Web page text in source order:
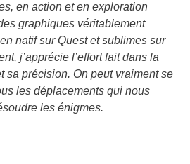
en action et en exploration
graphiques véritablement
natif sur Quest et sublimes sur
j’apprécie l’effort fait dans la
sa précision. On peut vraiment se
les déplacements qui nous
les énigmes.